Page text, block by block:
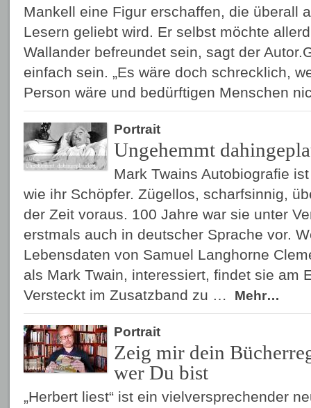
Mankell eine Figur erschaffen, die überall
Lesern geliebt wird. Er selbst möchte
Wallander befreundet sein, sagt der
einfach sein. „Es wäre doch schrecklich,
Person wäre und bedürftigen Menschen
Portrait
Ungehemmt
Mark Twains Autobiografie
wie ihr Schöpfer. Zügellos, scharfsinnig,
der Zeit voraus. 100 Jahre war sie unter
erstmals auch in deutscher Sprache vor.
Lebensdaten von Samuel Langhorne
als Mark Twain, interessiert, findet sie am
Versteckt im Zusatzband zu …
Mehr…
Portrait
Zeig mir dein
wer Du bist
„Herbert liest“ ist ein vielversprechender